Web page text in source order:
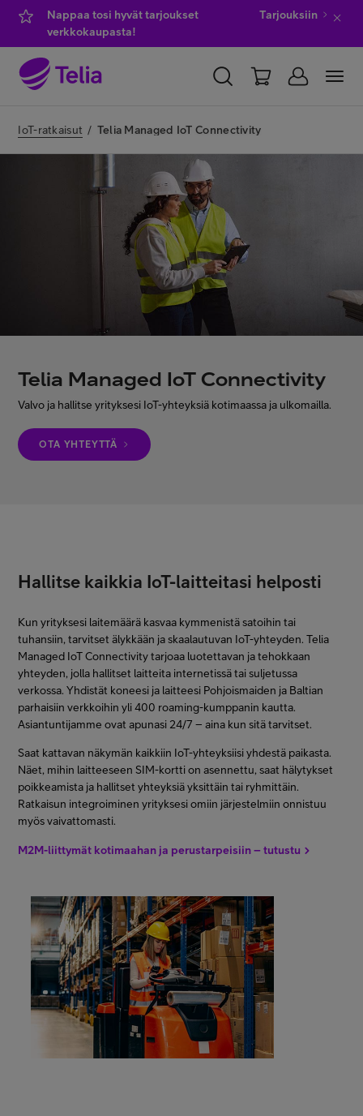
Nappaa tosi hyvät tarjoukset
verkkokaupasta!
Tarjouksiin
Minun Telia Yrityksille
Inspiroidu
IoT-ratkaisut / Telia Managed IoT Connectivity
Telia Managed IoT Connectivity
Valvo ja hallitse yrityksesi IoT-yhteyksiä kotimaassa ja ulkomailla.
OTA YHTEYTTÄ
Hallitse kaikkia IoT-laitteitasi helposti
Kun yrityksesi laitemäärä kasvaa kymmenistä satoihin tai
tuhansiin, tarvitset älykkään ja skaalautuvan IoT-yhteyden. Telia
Managed IoT Connectivity tarjoaa luotettavan ja tehokkaan
yhteyden, jolla hallitset laitteita internetissä tai suljetussa
verkossa.Yhdistät koneesi ja laitteesi Pohjoismaiden ja Baltian
parhaisiin verkkoihin yli 400 roaming-kumppanin kautta.
Asiantuntijamme ovat apunasi 24/7 – aina kun sitä tarvitset.
Saat kattavan näkymän kaikkiin IoT-yhteyksiisi yhdestä paikasta.
Näet, mihin laitteeseen SIM-kortti on asennettu, saat hälytykset
poikkeamista ja hallitset yhteyksiä yksittäin tai ryhmittäin.
Ratkaisun integroiminen yrityksesi omiin järjestelmiin onnistuu
myös vaivattomasti.
M2M-liittymät kotimaahan ja perustarpeisiin – tutustu